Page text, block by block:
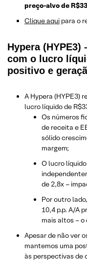
preço-alvo de
Clique aqui para o
Hypera
com o lucro
positivo e
A Hypera (HYPE3)
lucro líquido de
Os números
de receita e
sólido
margem;
O lucro
de 2,8x –
Por outro
10,4 p.p. A/A
mais altos – o
Apesar de não ver
mantemos uma
às perspectivas de